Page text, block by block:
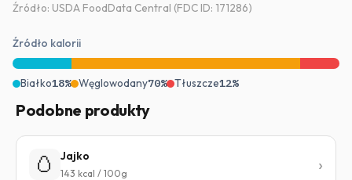
Źródło: USDA FoodData Central (FDC ID: 171286)
Źródło kalorii
Białko18% Węglowodany70% Tłuszcze12%
Podobne produkty
🥚 Jajko
143 kcal / 100g